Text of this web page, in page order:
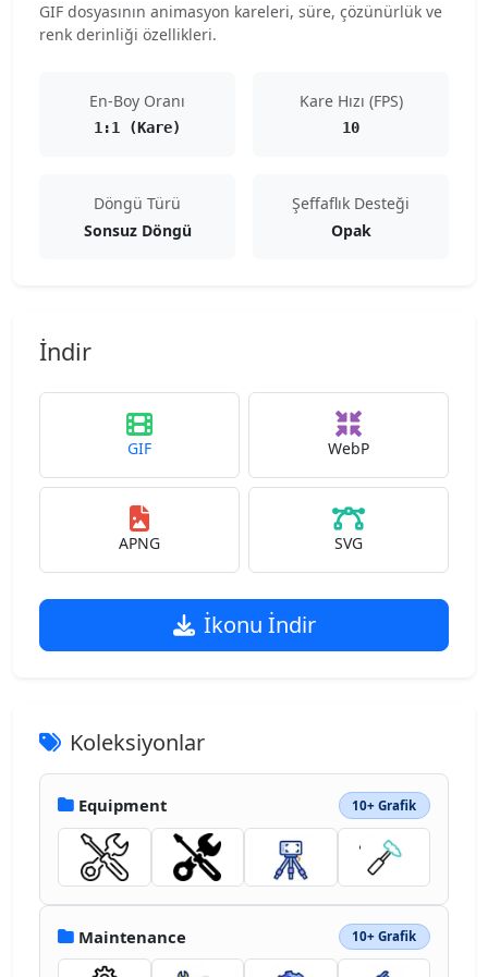
GIF dosyasının animasyon kareleri, süre, çözünürlük ve
renk derinliği özellikleri.
En-Boy Oranı
1:1 (Kare)
Kare Hızı (FPS)
10
Döngü Türü
Sonsuz Döngü
Şeffaflık Desteği
Opak
İndir
GIF WebP
APNG SVG
İkonu İndir
Koleksiyonlar
Equipment 10+ Grafik
Maintenance 10+ Grafik